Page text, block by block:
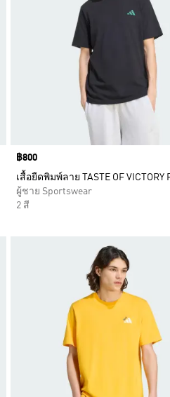
Price
฿800
เสื้อยืดพิมพ์ลาย TASTE OF VICTORY
ผู้ชาย Sportswear
2 สี
เพิ่มไปยังรายการสินค้าโปรด